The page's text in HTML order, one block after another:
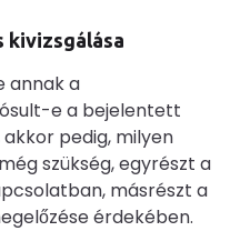
kivizsgálása
annak a
e a bejelentett
pedig, milyen
szükség, egyrészt a
másrészt a
érdekében.